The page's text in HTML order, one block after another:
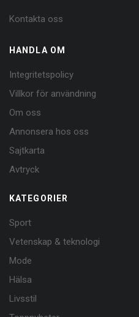
Kontakta oss
HANDLA OM
Integritetspolicy
Villkor för användning
Om oss
Annonsera hos oss
Sajtkarta
Avtryck
KATEGORIER
Sport
Vetenskap & teknologi
Mode
Hälsa
Livsstil